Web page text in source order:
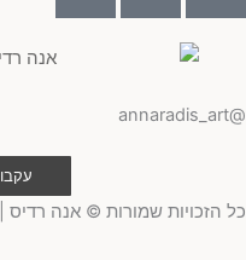
עקבו
הזכויות שמורות © אנה רדיס |